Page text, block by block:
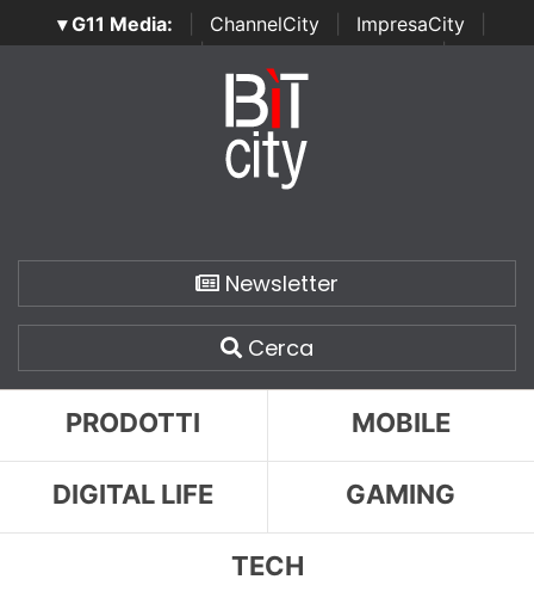
▾ G11 Media: ChannelCity ImpresaCity
SecurityOpenLab | Italian Channel Awards | Italian
Italian Security Awards
Newsletter
Cerca
PRODOTTI MOBILE
DIGITAL LIFE GAMING
TECH